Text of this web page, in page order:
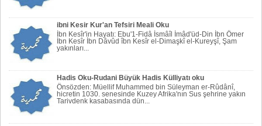
ibni Kesir Kur'an Tefsiri Meali Oku
İbn Kesîr'in Hayatı: Ebu'1-Fidâ İsmâîl İmâd'üd-Din İbn Ömer
İbn Kesîr İbn Dâvûd îbn Kesîr el-Dimaşkî el-Kureyşî, Şam
yakınları...
Hadis Oku-Rudani Büyük Hadis Külliyatı oku
Önsözden: Müellif Muhammed bin Süleyman er-Rûdânî,
hicretin 1030. senesinde Kuzey Afrika'nın Sus şehrine yakın
Tarivdenk kasabasında dün...